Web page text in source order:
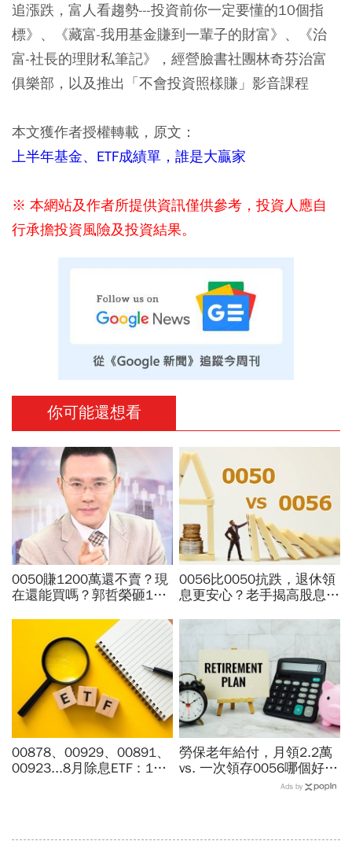
追漲跌，富人看趨勢---投資前你一定要懂的10個指
標》、《藏富-我用基金賺到一輩子的財富》、《治
富-社長的理財私筆記》，經營臉書社團林奇芬治富
俱樂部，以及推出「不會投資照樣賺」影音課程
本文獲作者授權轉載，原文：
上半年基金、ETF成績單，誰是大贏家
※ 本網站及作者所提供資訊僅供參考，投資人應自
行承擔投資風險及投資結果。
你可能還想看
0050賺1200萬還不賣？現
在還能買嗎？郭哲榮砸1億
萬7不敢買「可憐哪」
0056比0050抗跌，退休領
息更安心？老手揭高股息
入也追不上，13年總報酬
竟輸600％
00878、00929、00891、
00923...8月除息ETF：14
勞保老年給付，月領2.2萬
vs. 一次領存0056哪個好？
簡單一張表算給你看：「這
Ads by